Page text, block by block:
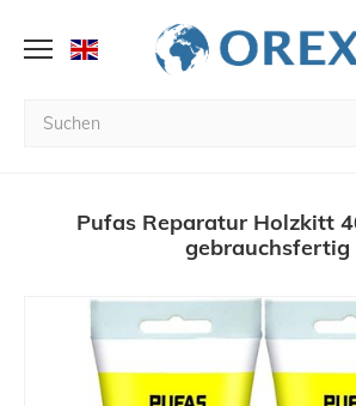
Pufas Reparatur Holzkitt
gebrauchsfertig